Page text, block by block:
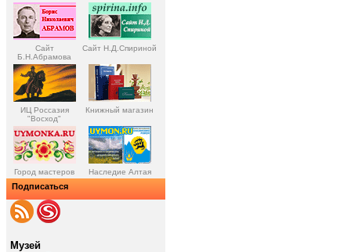
Сайт
Б.Н.Абрамова
Сайт Н.Д.Спириной
ИЦ Россазия
"Восход"
Книжный магазин
Город мастеров Наследие Алтая
Подписаться
Музей